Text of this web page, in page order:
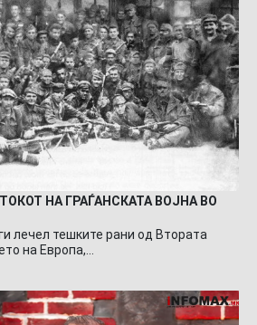
НА ГРАЃАНСКАТА ВОЈНА ВО
лечел тешките рани од Втората
на Европа,…